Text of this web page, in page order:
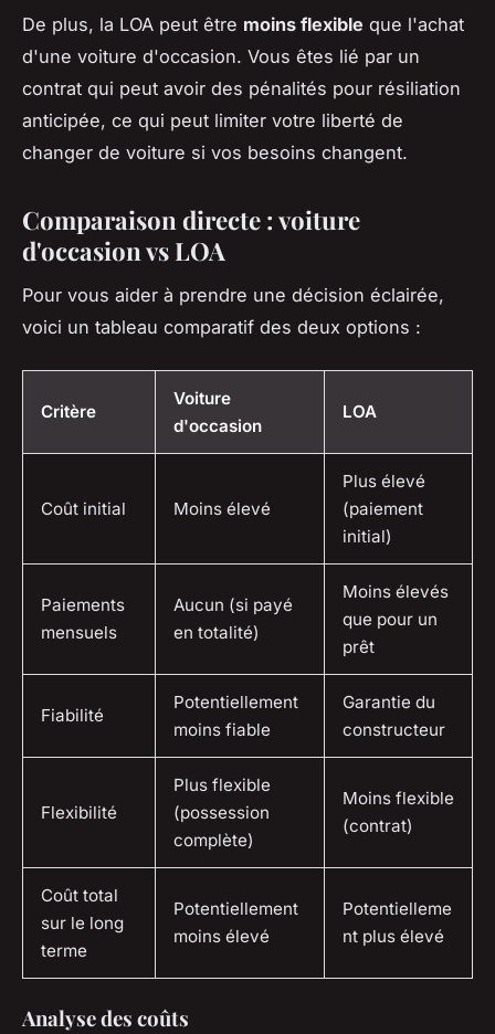
De plus, la LOA peut être moins flexible que l'achat
d'une voiture d'occasion. Vous êtes lié par un
contrat qui peut avoir des pénalités pour résiliation
anticipée, ce qui peut limiter votre liberté de
changer de voiture si vos besoins changent.
Comparaison directe : voiture
d'occasion vs LOA
Pour vous aider à prendre une décision éclairée,
voici un tableau comparatif des deux options :
Critère
Voiture
d'occasion
LOA
Coût initial Moins élevé
Plus élevé
(paiement
initial)
Paiements
mensuels
Aucun (si payé
en totalité)
Moins élevés
que pour un
prêt
Fiabilité
Potentiellement
moins fiable
Garantie du
constructeur
Flexibilité
Plus flexible
(possession
complète)
Moins flexible
(contrat)
Coût total
sur le long
terme
Potentiellement
moins élevé
Potentielleme
nt plus élevé
Analyse des coûts